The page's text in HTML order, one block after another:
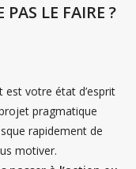
LE FAIRE ?
est votre état d’esprit
pragmatique
rapidement de
motiver.